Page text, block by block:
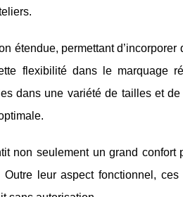
étendue, permettant
flexibilité dans le marquage
dans une variété de tailles et
non seulement un grand
leur aspect fonctionnel,